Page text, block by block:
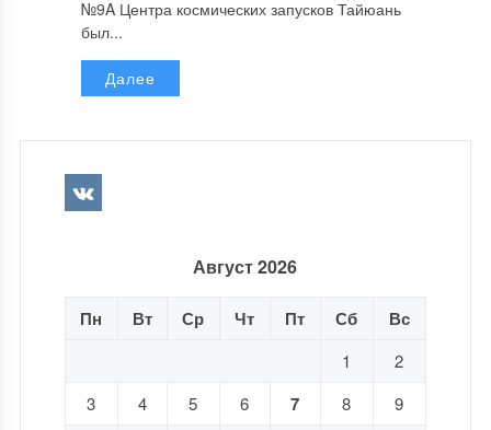
№9A Центра космических запусков Тайюань
был...
Далее
Август 2026
Пн Вт Ср Чт Пт Сб Вс
1
2
3
4 5 6 7 8
9